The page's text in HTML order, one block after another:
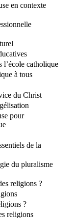
au Burkina Faso
en contexte
catholique
à tous
du Christ
pour
de la
du pluralisme
religions ?
?